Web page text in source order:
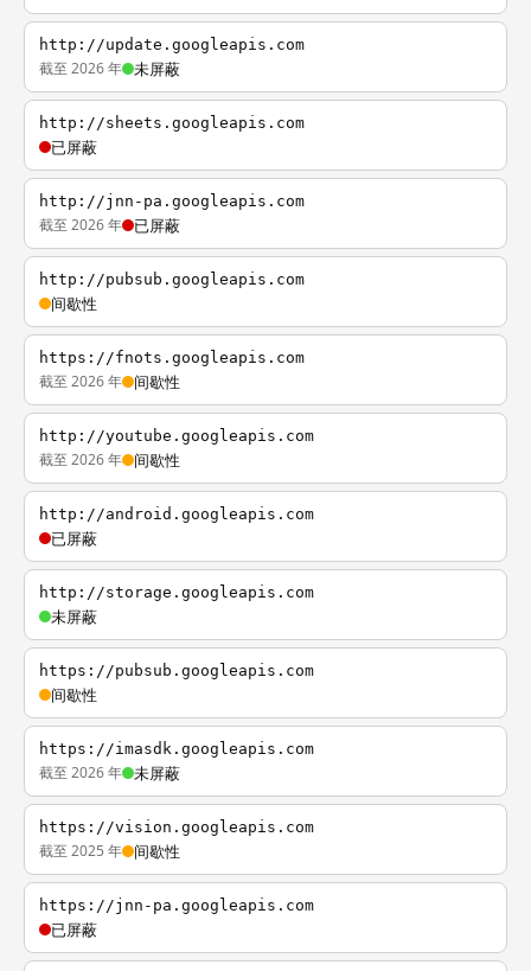
http://update.googleapis.com
截至 2026 年 未屏蔽
http://sheets.googleapis.com
已屏蔽
http://jnn-pa.googleapis.com
截至 2026 年 已屏蔽
http://pubsub.googleapis.com
间歇性
https://fnots.googleapis.com
截至 2026 年 间歇性
http://youtube.googleapis.com
截至 2026 年 间歇性
http://android.googleapis.com
已屏蔽
http://storage.googleapis.com
未屏蔽
https://pubsub.googleapis.com
间歇性
https://imasdk.googleapis.com
截至 2026 年 未屏蔽
https://vision.googleapis.com
截至 2025 年 间歇性
https://jnn-pa.googleapis.com
已屏蔽